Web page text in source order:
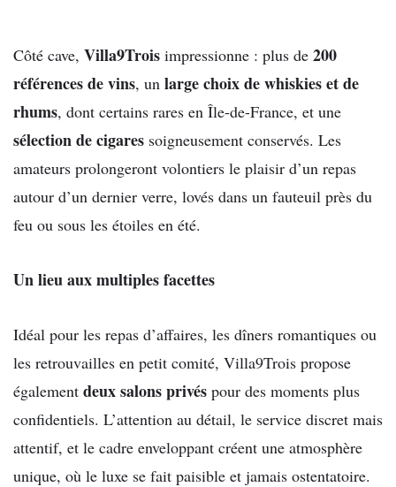
Côté cave, Villa9Trois impressionne : plus de 200
références de vins, un large choix de whiskies et de
rhums, dont certains rares en Île-de-France, et une
sélection de cigares soigneusement conservés. Les
amateurs prolongeront volontiers le plaisir d’un repas
autour d’un dernier verre, lovés dans un fauteuil près du
feu ou sous les étoiles en été.
Un lieu aux multiples facettes
Idéal pour les repas d’affaires, les dîners romantiques ou
les retrouvailles en petit comité, Villa9Trois propose
également deux salons privés pour des moments plus
confidentiels. L’attention au détail, le service discret mais
attentif, et le cadre enveloppant créent une atmosphère
unique, où le luxe se fait paisible et jamais ostentatoire.